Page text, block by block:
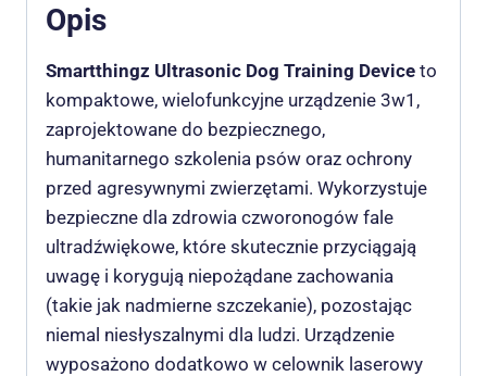
Opis
Smartthingz Ultrasonic Dog Training Device to
kompaktowe, wielofunkcyjne urządzenie 3w1,
zaprojektowane do bezpiecznego,
humanitarnego szkolenia psów oraz ochrony
przed agresywnymi zwierzętami. Wykorzystuje
bezpieczne dla zdrowia czworonogów fale
ultradźwiękowe, które skutecznie przyciągają
uwagę i korygują niepożądane zachowania
(takie jak nadmierne szczekanie), pozostając
niemal niesłyszalnymi dla ludzi. Urządzenie
wyposażono dodatkowo w celownik laserowy